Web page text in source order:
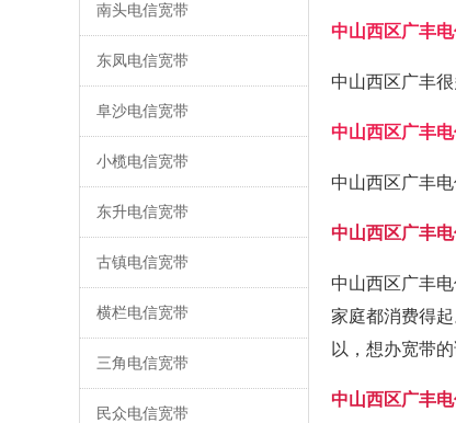
南头电信宽带
东凤电信宽带
阜沙电信宽带
小榄电信宽带
东升电信宽带
古镇电信宽带
横栏电信宽带
三角电信宽带
民众电信宽带
中山西区广丰
中山西区广丰
中山西区广丰
中山西区广丰
中山西区广丰
中山西区广丰
家庭都消费得
以，想办宽带
中山西区广丰